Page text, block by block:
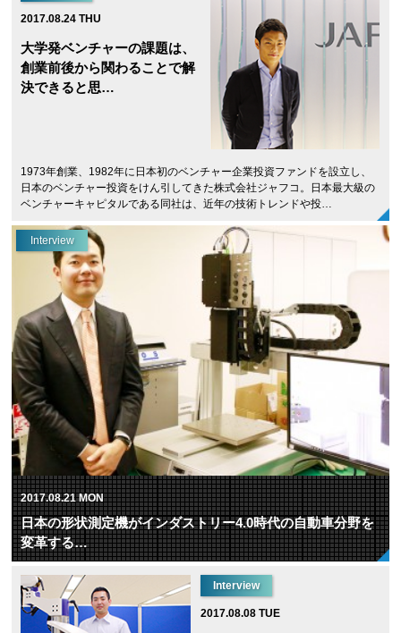
2017.08.24 THU
大学発ベンチャーの課題は、
創業前後から関わることで解
決できると思…
1973年創業、1982年に日本初のベンチャー企業投資ファンドを設立し、
日本のベンチャー投資をけん引してきた株式会社ジャフコ。日本最大級の
ベンチャーキャピタルである同社は、近年の技術トレンドや投…
Interview
2017.08.21 MON
日本の形状測定機がインダストリー4.0時代の自動車分野を
変革する…
Interview
2017.08.08 TUE